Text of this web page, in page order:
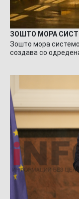
ЗОШТО МОРА
Зошто мора
создава со